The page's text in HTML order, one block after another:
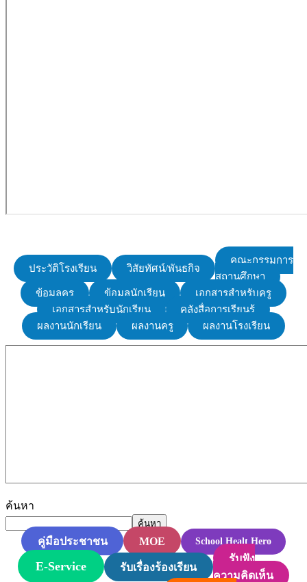
ประวัติโรงเรียน วิสัยทัศน์/พันธกิจ
คณะกรรมการ
สถานศึกษา
ข้อมูลครู
ข้อมูลนักเรียน
เอกสารสำหรับครู
เอกสารสำหรับนักเรียน
คลังสื่อการเรียนรู้
ผลงานนักเรียน
ผลงานครู ผลงานโรงเรียน
ค้นหา
ค้นหา
คู่มือประชาชน MOE School Healt Hero
E-Service รับเรื่องร้องเรียน
รับฟัง
ความคิดเห็น